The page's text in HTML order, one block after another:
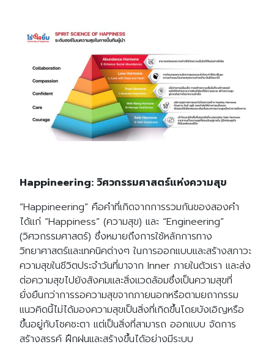
Happineering: วิศวกรรมศาสตร์แห่งความสุข
“Happineering” คือคำที่เกิดจากการรวมกันของสองคำ
ได้แก่ “Happiness” (ความสุข) และ “Engineering”
(วิศวกรรมศาสตร์) ซึ่งหมายถึงการใช้หลักการทาง
วิทยาศาสตร์และเทคนิคต่างๆ ในการออกแบบและสร้างสภาวะ
ความสุขในชีวิตประจำวันที่มาจาก Inner ภายในตัวเรา และส่ง
ต่อความสุขไปยังสังคมและสิ่งแวดล้อมซึ่งเป็นความสุขที่
ยั่งยืนกว่าการรอความสุขจากภายนอกหรือตามยถากรรม
แนวคิดนี้ไม่ได้มองความสุขเป็นสิ่งที่เกิดขึ้นโดยบังเอิญหรือ
ขึ้นอยู่กับโชคชะตา แต่เป็นสิ่งที่สามารถ ออกแบบ จัดการ
สร้างสรรค์ ฝึกฝนและสร้างขึ้นได้อย่างมีระบบ